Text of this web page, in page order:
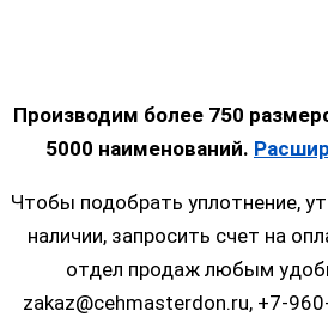
Производим более 750
5000 наименований.
Чтобы подобрать уплотнение,
наличии, запросить счет на
отдел продаж любым
zakaz@cehmasterdon.ru, +7-